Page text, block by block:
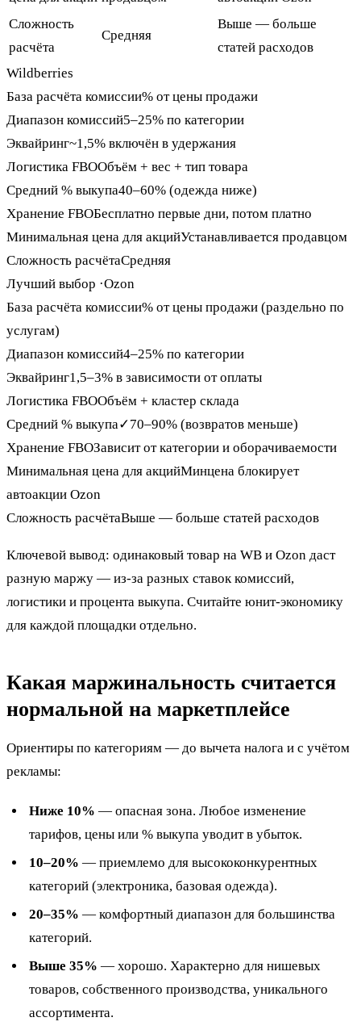
Сложность
расчёта
Средняя
Выше — больше
статей расходов
Wildberries
База расчёта комиссии% от цены продажи
Диапазон комиссий5–25% по категории
Эквайринг~1,5% включён в удержания
Логистика FBOОбъём + вес + тип товара
Средний % выкупа40–60% (одежда ниже)
Хранение FBOБесплатно первые дни, потом платно
Минимальная цена для акцийУстанавливается продавцом
Сложность расчётаСредняя
Лучший выбор ·Ozon
База расчёта комиссии% от цены продажи (раздельно по
услугам)
Диапазон комиссий4–25% по категории
Эквайринг1,5–3% в зависимости от оплаты
Логистика FBOОбъём + кластер склада
Средний % выкупа✓70–90% (возвратов меньше)
Хранение FBOЗависит от категории и оборачиваемости
Минимальная цена для акцийМинцена блокирует
автоакции Ozon
Сложность расчётаВыше — больше статей расходов
Ключевой вывод: одинаковый товар на WB и Ozon даст
разную маржу — из-за разных ставок комиссий,
логистики и процента выкупа. Считайте юнит-экономику
для каждой площадки отдельно.
Какая маржинальность считается
нормальной на маркетплейсе
Ориентиры по категориям — до вычета налога и с учётом
рекламы:
Ниже 10% — опасная зона. Любое изменение
тарифов, цены или % выкупа уводит в убыток.
10–20% — приемлемо для высококонкурентных
категорий (электроника, базовая одежда).
20–35% — комфортный диапазон для большинства
категорий.
Выше 35% — хорошо. Характерно для нишевых
товаров, собственного производства, уникального
ассортимента.